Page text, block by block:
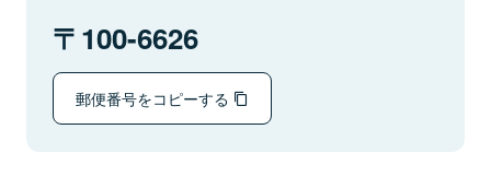
100-6626
郵便番号をコピーする